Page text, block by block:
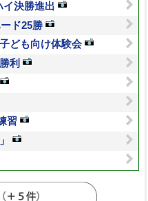
イ決勝進出
ド25勝
ども向け体験会
利
習